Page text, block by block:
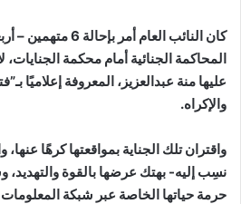
كان النائب العام أمر
المحاكمة الجنائية أمام محكمة
عليها منة عبدالعزيز، المعروفة إعلاميًا
والإكراه.
واقتران تلك الجناية بمواقعتها كرهًا
نسِب إليه- بهتك عرضها بالقوة والتهديد،
حرمة حياتها الخاصة عبر شبكة المعلومات